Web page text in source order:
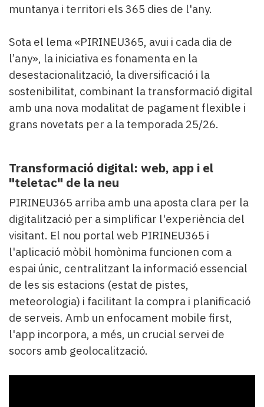
muntanya i territori els 365 dies de l'any.
Sota el lema «PIRINEU365, avui i cada dia de
l’any», la iniciativa es fonamenta en la
desestacionalització, la diversificació i la
sostenibilitat, combinant la transformació digital
amb una nova modalitat de pagament flexible i
grans novetats per a la temporada 25/26.
Transformació digital: web, app i el
"teletac" de la neu
PIRINEU365 arriba amb una aposta clara per la
digitalització per a simplificar l'experiència del
visitant. El nou portal web PIRINEU365 i
l'aplicació mòbil homònima funcionen com a
espai únic, centralitzant la informació essencial
de les sis estacions (estat de pistes,
meteorologia) i facilitant la compra i planificació
de serveis. Amb un enfocament mobile first,
l'app incorpora, a més, un crucial servei de
socors amb geolocalització.